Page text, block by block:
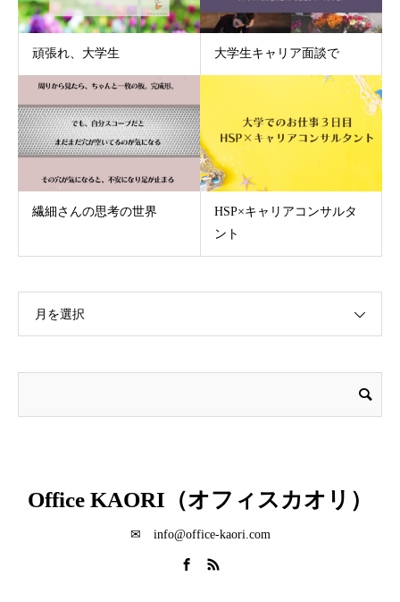
頑張れ、大学生 大学生キャリア面談で
繊細さんの思考の世界
HSP×キャリアコンサルタ
ント
月を選択
Office KAORI（オフィスカオリ）
✉ info@office-kaori.com